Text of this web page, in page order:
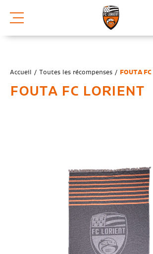
Accueil / Toutes les récompenses / FOUTA
FOUTA FC LORIENT